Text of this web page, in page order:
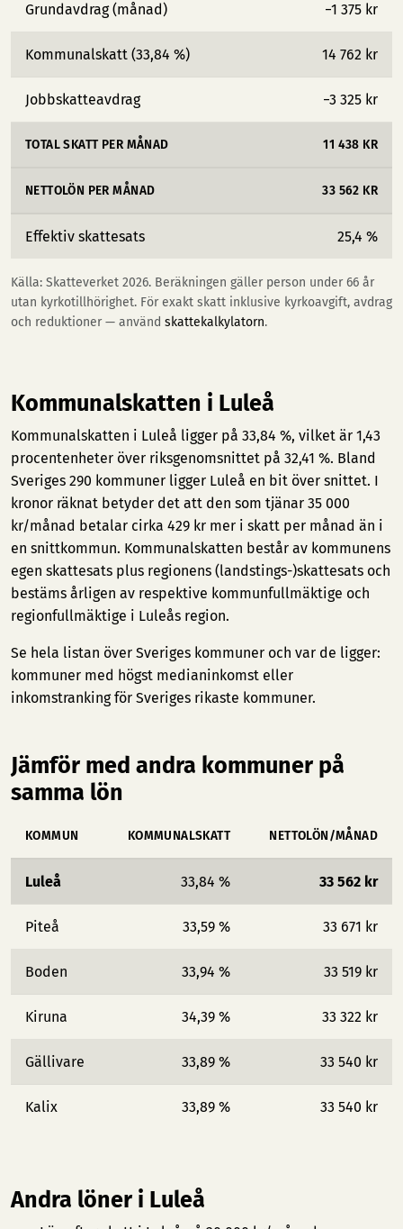
Grundavdrag (månad) −1 375 kr
Kommunalskatt (33,84 %) 14 762 kr
Jobbskatteavdrag −3 325 kr
TOTAL SKATT PER MÅNAD 11 438 KR
NETTOLÖN PER MÅNAD 33 562 KR
Effektiv skattesats 25,4 %
Källa: Skatteverket 2026. Beräkningen gäller person under 66 år
utan kyrkotillhörighet. För exakt skatt inklusive kyrkoavgift, avdrag
och reduktioner — använd skattekalkylatorn.
Kommunalskatten i Luleå
Kommunalskatten i Luleå ligger på 33,84 %, vilket är 1,43
procentenheter över riksgenomsnittet på 32,41 %. Bland
Sveriges 290 kommuner ligger Luleå en bit över snittet. I
kronor räknat betyder det att den som tjänar 35 000
kr/månad betalar cirka 429 kr mer i skatt per månad än i
en snittkommun. Kommunalskatten består av kommunens
egen skattesats plus regionens (landstings-)skattesats och
bestäms årligen av respektive kommunfullmäktige och
regionfullmäktige i Luleås region.
Se hela listan över Sveriges kommuner och var de ligger:
kommuner med högst medianinkomst eller
inkomstranking för Sveriges rikaste kommuner.
Jämför med andra kommuner på
samma lön
KOMMUN KOMMUNALSKATT NETTOLÖN/MÅNAD
Luleå 33,84 % 33 562 kr
Piteå 33,59 % 33 671 kr
Boden 33,94 % 33 519 kr
Kiruna 34,39 % 33 322 kr
Gällivare 33,89 % 33 540 kr
Kalix 33,89 % 33 540 kr
Andra löner i Luleå